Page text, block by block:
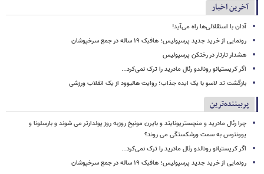
آخرین اخبار
آدان با استقلالی‌ها راه می‌آید!
رونمایی از خرید جدید پرسپولیس؛ هافبک ۱۹ ساله در جمع سرخپوشان
هشدار تارتار در رختکن پرسپولیس
اگر کریستیانو رونالدو رئال مادرید را ترک نمی‌کرد...
بازگشت تد لاسو با یک ایده جذاب؛ روایت هالیوود از یک انقلاب ورزشی
پربیننده‌ترین
چرا رئال مادرید و منچستریونایتد و بایرن مونیخ روزبه روز پولدارتر می شوند و بارسلونا و
یوونتوس به سمت ورشکستگی می روند؟
اگر کریستیانو رونالدو رئال مادرید را ترک نمی‌کرد...
رونمایی از خرید جدید پرسپولیس؛ هافبک ۱۹ ساله در جمع سرخپوشان